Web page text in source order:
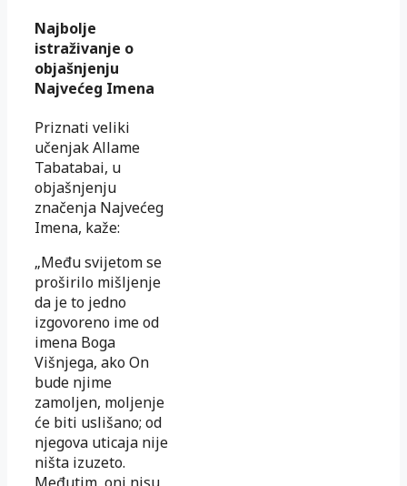
Najbolje
istraživanje o
objašnjenju
Najvećeg Imena
Priznati veliki
učenjak Allame
Tabatabai, u
objašnjenju
značenja Najvećeg
Imena, kaže:
„Među svijetom se
proširilo mišljenje
da je to jedno
izgovoreno ime od
imena Boga
Višnjega, ako On
bude njime
zamoljen, moljenje
će biti uslišano; od
njegova uticaja nije
ništa izuzeto.